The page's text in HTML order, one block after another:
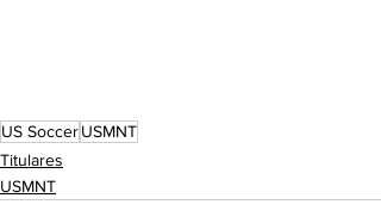
US SoccerUSMNT
Titulares
USMNT